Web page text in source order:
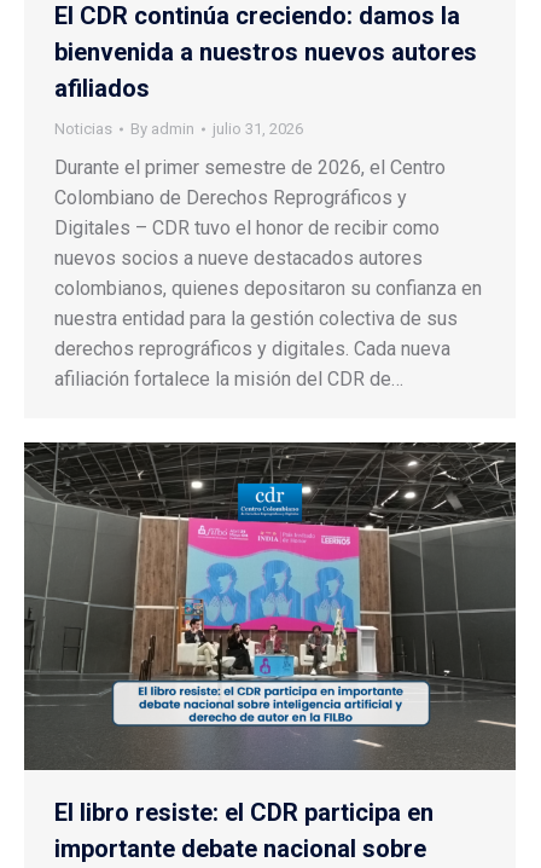
El CDR continúa creciendo: damos la
bienvenida a nuestros nuevos autores
afiliados
Noticias By admin julio 31, 2026
Durante el primer semestre de 2026, el Centro
Colombiano de Derechos Reprográficos y
Digitales – CDR tuvo el honor de recibir como
nuevos socios a nueve destacados autores
colombianos, quienes depositaron su confianza en
nuestra entidad para la gestión colectiva de sus
derechos reprográficos y digitales. Cada nueva
afiliación fortalece la misión del CDR de…
El libro resiste: el CDR participa en
importante debate nacional sobre